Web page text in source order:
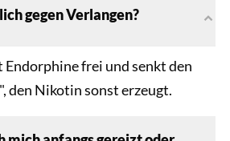
gegen Verlangen?
Endorphine frei und senkt den
den Nikotin sonst erzeugt.